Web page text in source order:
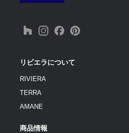
リビエラについて
RIVIERA
TERRA
AMANE
商品情報